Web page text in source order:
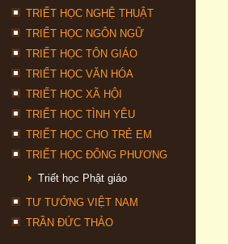
TRIẾT HỌC NGHỆ THUẬT
TRIẾT HỌC NGÔN NGỮ
TRIẾT HỌC TÔN GIÁO
TRIẾT HỌC VĂN HÓA
TRIẾT HỌC XÃ HỘI
TRIẾT HỌC TÌNH YÊU
TRIẾT HỌC CHO TRẺ EM
TRIẾT HỌC ĐÔNG PHƯƠNG
Triết học Phật giáo
TƯ TƯỞNG VIỆT NAM
TRẦN ĐỨC THẢO